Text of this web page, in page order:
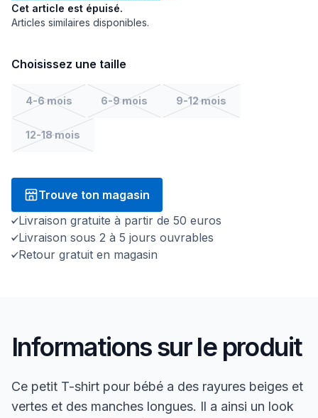
Cet article est épuisé.
Articles similaires disponibles.
Choisissez une taille
4-6 mois 6-9 mois 9-12 mois
12-18 mois
Trouve ton magasin
Livraison gratuite à partir de 50 euros
Livraison sous 2 à 5 jours ouvrables
Retour gratuit en magasin
Informations sur le produit
Ce petit T-shirt pour bébé a des rayures beiges et
vertes et des manches longues. Il a ainsi un look